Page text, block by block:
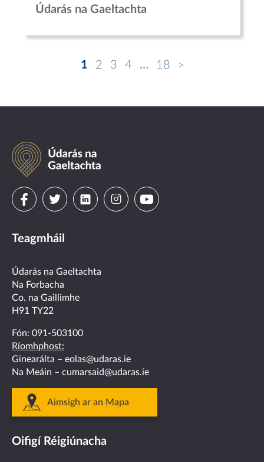
Údarás na Gaeltachta
1 2 3 4 … 18
Údarás
na
Gaeltachta
Visit
on
facebook
Visit
on
twitter
Visit
linkedin
VisitVisit
Teagmháil
Údarás na Gaeltachta
Na Forbacha
Co. na Gaillimhe
H91 TY22
Fón: 091-503100
Ríomhphost:
Ginearálta – eolas@udaras.ie
Na Meáin – cumarsaid@udaras.ie
Aimsigh ar an Mapa
Oifigí Réigiúnacha